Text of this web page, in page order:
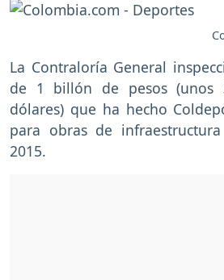
La Contraloría General
de 1 billón de pesos (unos
dólares) que ha hecho
para obras de
2015.